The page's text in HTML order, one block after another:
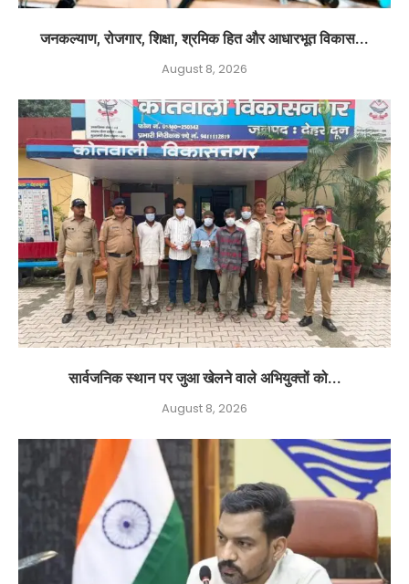
जनकल्याण, रोजगार, शिक्षा, श्रमिक हित और आधारभूत विकास...
August 8, 2026
सार्वजनिक स्थान पर जुआ खेलने वाले अभियुक्तों को...
August 8, 2026